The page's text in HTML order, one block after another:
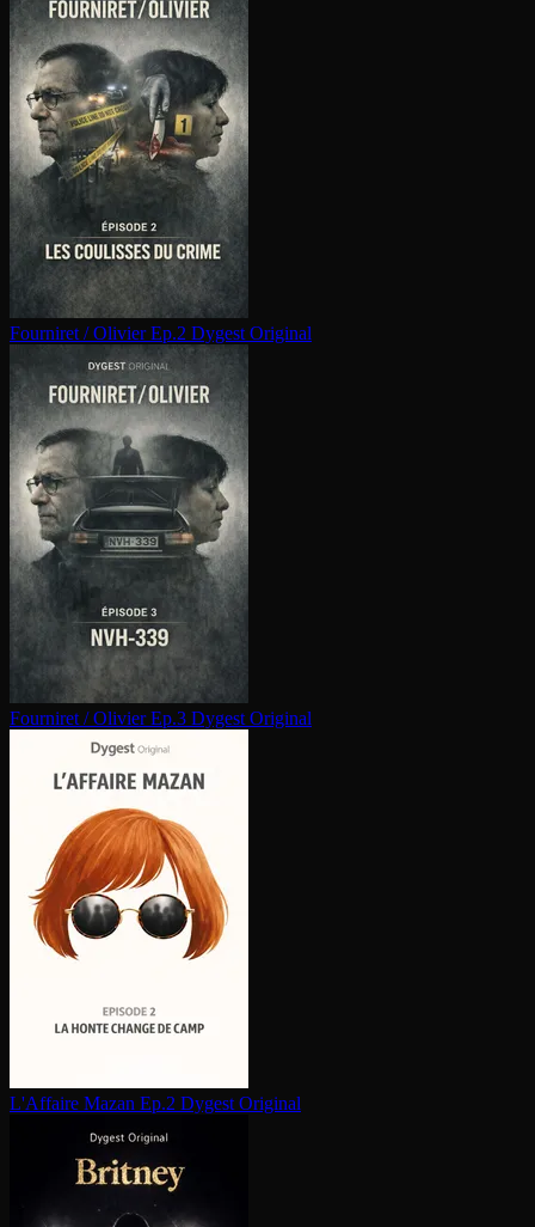
Fourniret / Olivier Ep.2 Dygest Original
Fourniret / Olivier Ep.3 Dygest Original
L'Affaire Mazan Ep.2 Dygest Original